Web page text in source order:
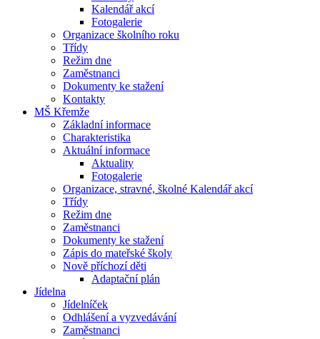
Kalendář akcí
Fotogalerie
Organizace školního roku
Třídy
Režim dne
Zaměstnanci
Dokumenty ke stažení
Kontakty
MŠ Křemže
Základní informace
Charakteristika
Aktuální informace
Aktuality
Fotogalerie
Organizace, stravné, školné Kalendář akcí
Třídy
Režim dne
Zaměstnanci
Dokumenty ke stažení
Zápis do mateřské školy
Nově příchozí děti
Adaptační plán
Jídelna
Jídelníček
Odhlášení a vyzvedávání
Zaměstnanci